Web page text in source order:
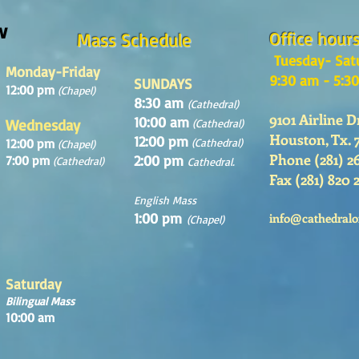
Mass Schedule
Monday-Friday
12:00 pm (Chapel)
Wednesday
12:00 pm (Chapel)
7:00 pm (Cathedral)
SUNDAYS
8:30 am (Cathedral)
10:00 am (Cathedral)
12:00 pm (Cathedral)
2:00 pm Cathedral.
English Mass
1:00 pm (Chapel)
Office
Tuesday-
9:30 am -
9101 Airline
Houston, Tx.
Phone (281)
Fax (281) 820
Saturday
Bilingual Mass
10:00 am